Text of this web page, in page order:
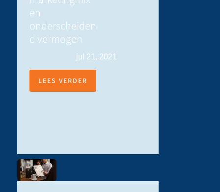
en
onderscheiden
d vermogen
jul 21, 2021
LEES VERDER